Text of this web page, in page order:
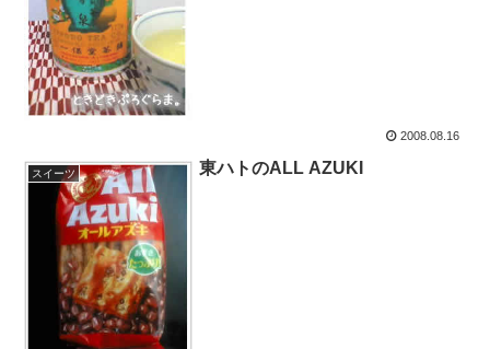
2008.08.16
スイーツ 東ハトのALL AZUKI